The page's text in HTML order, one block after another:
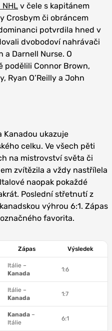
v čele s kapitánem
Crosbym či obráncem
potvrdila hned v
dvobodoví nahrávači
a Darnell Nurse. O
podělili Connor Brown,
Ryan O’Reilly a John
Kanadou ukazuje
celku. Ve všech pěti
na mistrovství světa či
zvítězila a vždy nastřílela
naopak pokaždé
Poslední střetnutí z
výhrou 6:1. Zápas
favorita.
Zápas Výsledek
Itálie –
Kanada
1:6
Itálie –
Kanada
1:7
Kanada –
Itálie
6:1